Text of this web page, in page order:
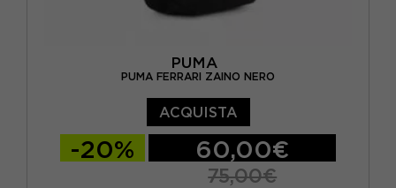
PUMA
PUMA FERRARI ZAINO NERO
ACQUISTA
-20% 60,00€
75,00€